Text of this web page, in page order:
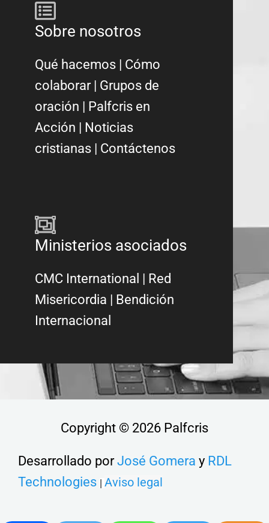
Sobre nosotros
Qué hacemos | Cómo
colaborar| Grupos de
oración | Palfcris en
Acción | Noticias
cristianas | Contáctenos
Ministerios asociados
CMC International | Red
Misericordia | Bendición
Internacional
Copyright © 2026 Palfcris
Desarrollado porJosé Gomera y RDL
Technologies Aviso legal